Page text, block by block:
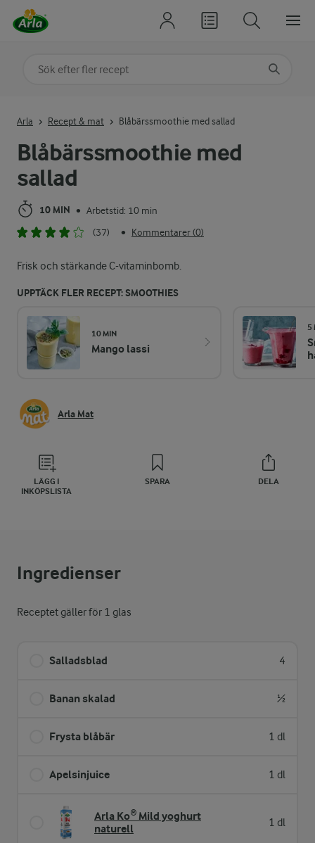
Blåbärssmoothie med
sallad
10 MIN • Arbetstid: 10 min
(37)
• Kommentarer (0)
Frisk och stärkande C-vitaminbomb.
UPPTÄCK FLER RECEPT: SMOOTHIES
10 MIN
Mango lassi
5
Arla Mat
LÄGG I
INKÖPSLISTA
SPARA DELA
Arla Recept & mat Blåbärssmoothie med sallad
Ingredienser
Receptet gäller för 1 glas
Salladsblad 4
Banan skalad ½
Frysta blåbär 1 dl
Apelsinjuice 1 dl
Arla Ko® Mild yoghurt
naturell
1 dl
Sök på kategori eller ingrediens